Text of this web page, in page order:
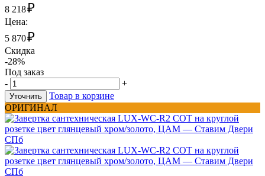
8 218₽
Цена:
5 870₽
Скидка
-28%
Под заказ
-
+
Уточнить
Товар в корзине
ОРИГИНАЛ